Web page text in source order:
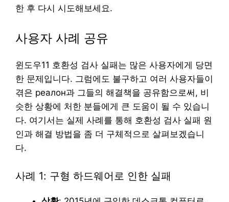
한 후 다시 시도해보세요.
사용자 사례 공유
윈도우11 호환성 검사 실패는 많은 사용자에게 당면
한 문제입니다. 그럼에도 불구하고 여러 사용자들이
겪은 реалон과 그들의 해결책을 공유함으로써, 비
슷한 상황에 처한 분들에게 큰 도움이 될 수 있습니
다. 여기서는 실제 사례를 통해 호환성 검사 실패 원
인과 해결 방법을 좀 더 구체적으로 살펴보겠습니
다.
사례 1: 구형 하드웨어로 인한 실패